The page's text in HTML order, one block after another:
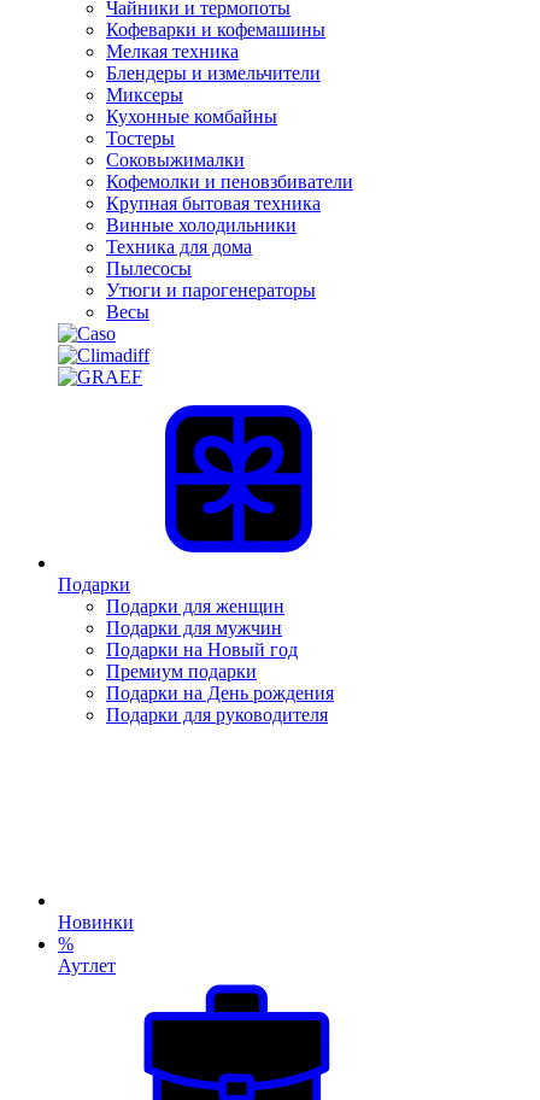
Чайники и термопоты
Кофеварки и кофемашины
Мелкая техника
Блендеры и измельчители
Миксеры
Кухонные комбайны
Тостеры
Соковыжималки
Кофемолки и пеновзбиватели
Крупная бытовая техника
Винные холодильники
Техника для дома
Пылесосы
Утюги и парогенераторы
Весы
Подарки
Подарки для женщин
Подарки для мужчин
Подарки на Новый год
Премиум подарки
Подарки на День рождения
Подарки для руководителя
Новинки
%
Аутлет